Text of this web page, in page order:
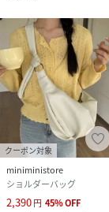
クーポン対象
miniministore
ショルダーバッグ
2,390円 45%OFF